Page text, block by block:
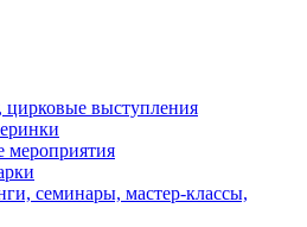
цирковые выступления
мероприятия
семинары, мастер-классы,